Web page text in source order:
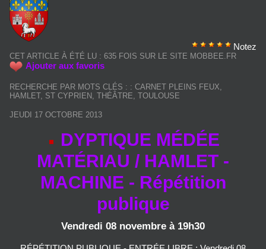
Notez
CET ARTICLE À ÉTÉ LU : 635 FOIS SUR LE SITE MOBBEE.FR
Ajouter aux favoris
RECHERCHE PAR MOTS CLÉS : : CARNET PLEINS FEUX
HAMLET, ST CYPRIEN THÉÂTRE TOULOUSE
JEUDI 17 OCTOBRE 2013
DYPTIQUE MÉDÉE
MATÉRIAU / HAMLET -
MACHINE - Répétition
publique
Vendredi 08 novembre à 19h30